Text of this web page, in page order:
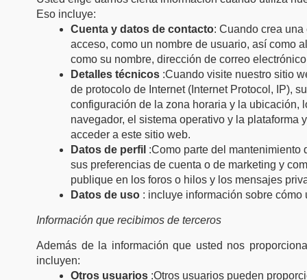
Eso incluye:
Cuenta y datos de contacto: Cuando crea
acceso, como un nombre de usuario, así como
como su nombre, dirección de correo
Detalles técnicos :Cuando visite nuestro sitio
de protocolo de Internet (Internet Protocol, IP),
configuración de la zona horaria y la ubicación,
navegador, el sistema operativo y la
acceder a este sitio web.
Datos de perfil :Como parte del mantenimiento
sus preferencias de cuenta o de marketing y
publique en los foros o hilos y los mensajes
Datos de uso : incluye información sobre
Información que recibimos de terceros
Además de la información que usted nos
incluyen:
Otros usuarios :Otros usuarios pueden